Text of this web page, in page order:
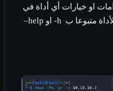
او خيارات أي أداة في
متبوعا ب -hاو –help